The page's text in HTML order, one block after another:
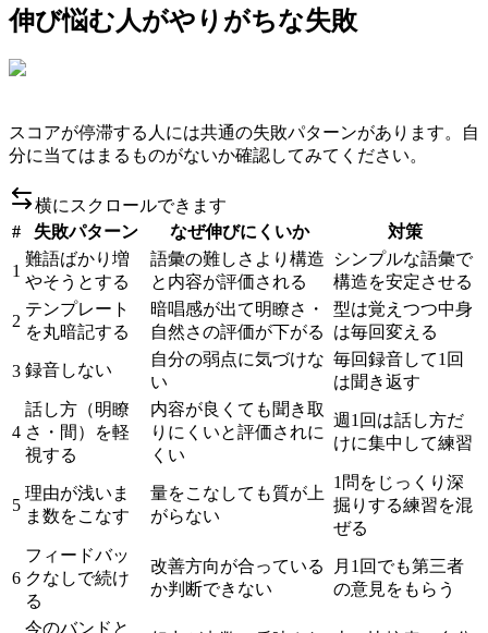
伸び悩む人がやりがちな失敗
スコアが停滞する人には共通の失敗パターンがあります。自
分に当てはまるものがないか確認してみてください。
横にスクロールできます
#
失敗パターン なぜ伸びにくいか 対策
1
難語ばかり増
やそうとする
語彙の難しさより構造
と内容が評価される
シンプルな語彙で
構造を安定させる
2
テンプレート
を丸暗記する
暗唱感が出て明瞭さ・
自然さの評価が下がる
型は覚えつつ中身
は毎回変える
3 録音しない
自分の弱点に気づけな
い
毎回録音して1回
は聞き返す
4
話し方（明瞭
さ・間）を軽
視する
内容が良くても聞き取
りにくいと評価されに
くい
週1回は話し方だ
けに集中して練習
5
理由が浅いま
ま数をこなす
量をこなしても質が上
がらない
1問をじっくり深
掘りする練習を混
ぜる
6
フィードバッ
クなしで続け
る
改善方向が合っている
か判断できない
月1回でも第三者
の意見をもらう
今のバンドと